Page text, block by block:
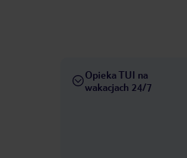
Opieka TUI na
wakacjach 24/7